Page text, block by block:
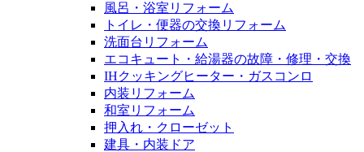
風呂・浴室リフォーム
トイレ・便器の交換リフォーム
洗面台リフォーム
エコキュート・給湯器の故障・修理・交換
IHクッキングヒーター・ガスコンロ
内装リフォーム
和室リフォーム
押入れ・クローゼット
建具・内装ドア